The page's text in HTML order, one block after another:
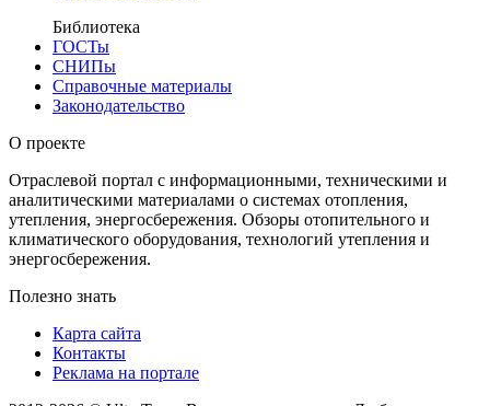
Библиотека
ГОСТы
СНИПы
Справочные материалы
Законодательство
О проекте
Отраслевой портал с информационными, техническими и
аналитическими материалами о системах отопления,
утепления, энергосбережения. Обзоры отопительного и
климатического оборудования, технологий утепления и
энергосбережения.
Полезно знать
Карта сайта
Контакты
Реклама на портале